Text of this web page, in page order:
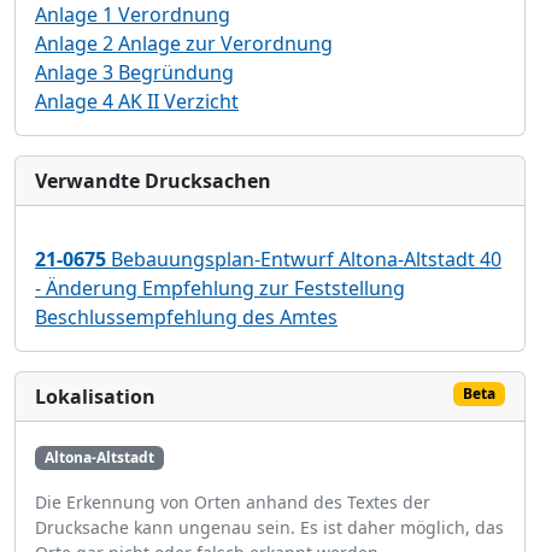
Anlage 1 Verordnung
Anlage 2 Anlage zur Verordnung
Anlage 3 Begründung
Anlage 4 AK II Verzicht
Verwandte Drucksachen
21-0675 Bebauungsplan-Entwurf Altona-Altstadt 40
- Änderung Empfehlung zur Feststellung
Beschlussempfehlung des Amtes
Lokalisation Beta
Altona-Altstadt
Die Erkennung von Orten anhand des Textes der
Drucksache kann ungenau sein. Es ist daher möglich, das